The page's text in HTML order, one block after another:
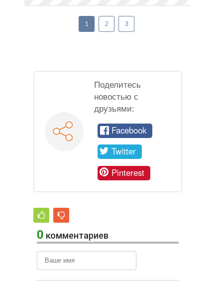
1 2 3
Поделитесь
новостью с
друзьями:
Facebook
Twitter
Pinterest
0 комментариев